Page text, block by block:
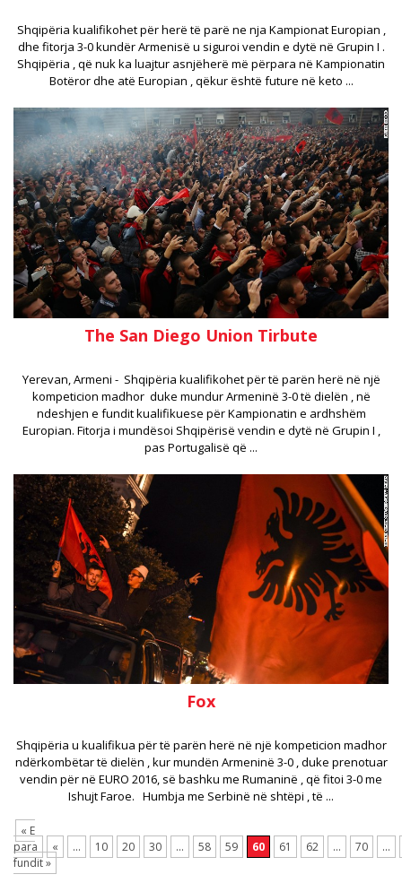
Shqipëria kualifikohet për herë të parë ne nja Kampionat Europian ,
dhe fitorja 3-0 kundër Armenisë u siguroi vendin e dytë në Grupin I .
Shqipëria , që nuk ka luajtur asnjëherë më përpara në Kampionatin
Botëror dhe atë Europian , qëkur është future në keto ...
The San Diego Union Tirbute
Yerevan, Armeni - Shqipëria kualifikohet për të parën herë në një
kompeticion madhor duke mundur Armeninë 3-0 të dielën , në
ndeshjen e fundit kualifikuese për Kampionatin e ardhshëm
Europian. Fitorja i mundësoi Shqipërisë vendin e dytë në Grupin I ,
pas Portugalisë që ...
Fox
Shqipëria u kualifikua për të parën herë në një kompeticion madhor
ndërkombëtar të dielën , kur mundën Armeninë 3-0 , duke prenotuar
vendin për në EURO 2016, së bashku me Rumaninë , që fitoi 3-0 me
Ishujt Faroe. Humbja me Serbinë në shtëpi , të ...
« E
para
« ... 10 20 30 ... 58 59 60 61 62 ... 70
...
fundit »